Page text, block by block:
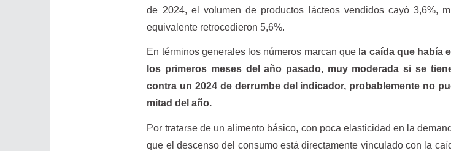
de 2024, el volumen de productos lácteos vendidos cayó 3,6%,
equivalente retrocedieron 5,6%.
En términos generales los números marcan que la caída que había
los primeros meses del año pasado, muy moderada si se
contra un 2024 de derrumbe del indicador, probablemente no
mitad del año.
Por tratarse de un alimento básico, con poca elasticidad en la
que el descenso del consumo está directamente vinculado con la